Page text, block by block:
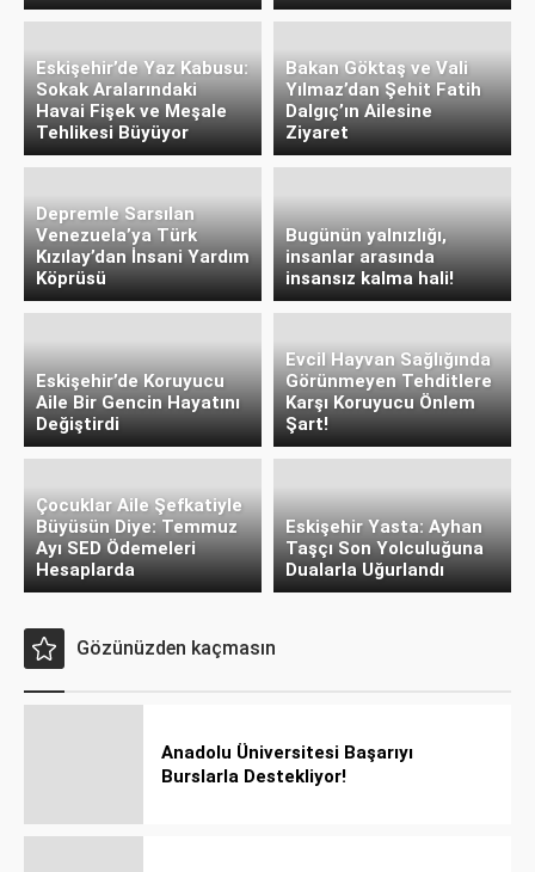
Eskişehir’de Yaz Kabusu:
Sokak Aralarındaki
Havai Fişek ve Meşale
Tehlikesi Büyüyor
Bakan Göktaş ve Vali
Yılmaz’dan Şehit Fatih
Dalgıç’ın Ailesine
Ziyaret
Depremle Sarsılan
Venezuela’ya Türk
Kızılay’dan İnsani Yardım
Köprüsü
Bugünün yalnızlığı,
insanlar arasında
insansız kalma hali!
Eskişehir’de Koruyucu
Aile Bir Gencin Hayatını
Değiştirdi
Evcil Hayvan Sağlığında
Görünmeyen Tehditlere
Karşı Koruyucu Önlem
Şart!
Çocuklar Aile Şefkatiyle
Büyüsün Diye: Temmuz
Ayı SED Ödemeleri
Hesaplarda
Eskişehir Yasta: Ayhan
Taşçı Son Yolculuğuna
Dualarla Uğurlandı
Gözünüzden kaçmasın
Anadolu Üniversitesi Başarıyı
Burslarla Destekliyor!